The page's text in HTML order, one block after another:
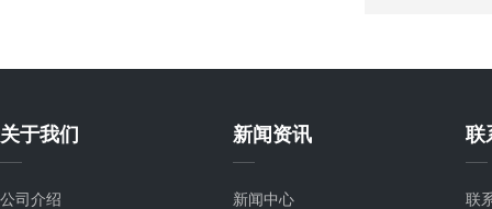
关于我们
公司介绍
新闻资讯
新闻中心
联
联